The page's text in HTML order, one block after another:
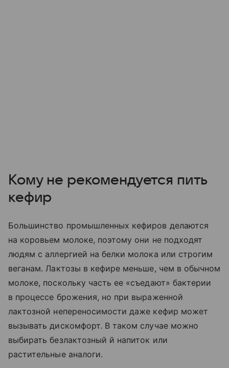
Кому не рекомендуется пить
кефир
Большинство промышленных кефиров делаются
на коровьем молоке, поэтому они не подходят
людям с аллергией на белки молока или строгим
веганам. Лактозы в кефире меньше, чем в обычном
молоке, поскольку часть ее «съедают» бактерии
в процессе брожения, но при выраженной
лактозной непереносимости даже кефир может
вызывать дискомфорт. В таком случае можно
выбирать безлактозный й напиток или
растительные аналоги.